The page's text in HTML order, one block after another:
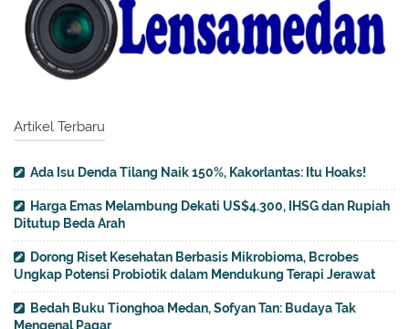
Artikel Terbaru
Ada Isu Denda Tilang Naik 150%, Kakorlantas: Itu Hoaks!
Harga Emas Melambung Dekati US$4.300, IHSG dan Rupiah
Ditutup Beda Arah
Dorong Riset Kesehatan Berbasis Mikrobioma, Bcrobes
Ungkap Potensi Probiotik dalam Mendukung Terapi Jerawat
Bedah Buku Tionghoa Medan, Sofyan Tan: Budaya Tak
Mengenal Pagar